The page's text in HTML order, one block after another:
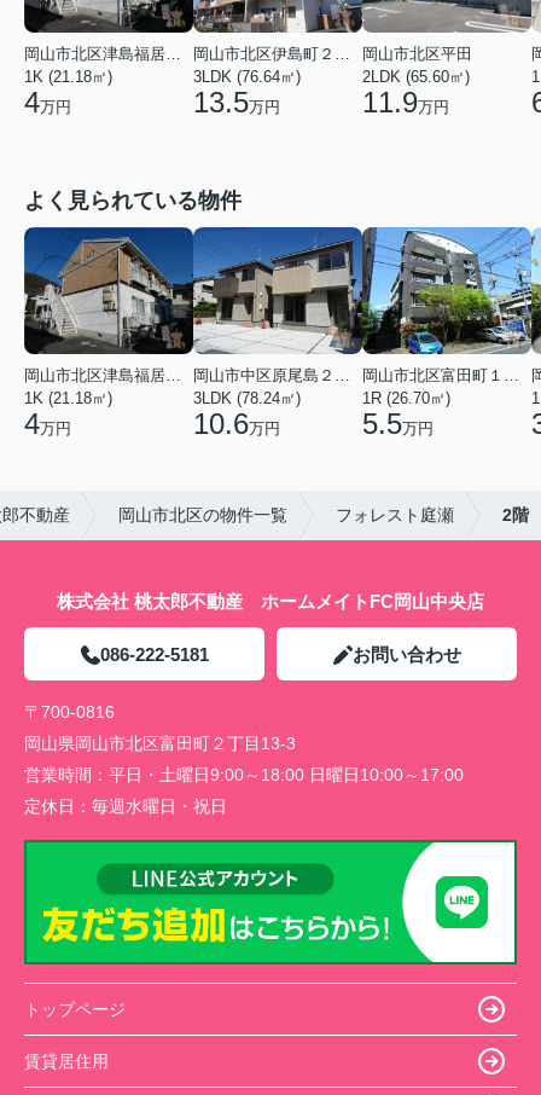
岡山市北区津島福居１丁目
1K (21.18㎡)
4万円
岡山市北区伊島町２丁目
3LDK (76.64㎡)
13.5万円
岡山市北区平田
2LDK (65.60㎡)
11.9万円
よく見られている物件
岡山市北区津島福居１丁目
1K (21.18㎡)
4万円
岡山市中区原尾島２丁目
3LDK (78.24㎡)
10.6万円
岡山市北区富田町１丁目
1R (26.70㎡)
5.5万円
不動産 岡山市北区の物件一覧 フォレスト庭瀬 2階
株式会社 桃太郎不動産 ホームメイトFC岡山中央店
086-222-5181 お問い合わせ
〒700-0816
岡山県岡山市北区富田町２丁目13-3
営業時間： 平日・土曜日9:00～18:00 日曜日10:00～17:00
定休日： 毎週水曜日・祝日
トップページ
賃貸居住用